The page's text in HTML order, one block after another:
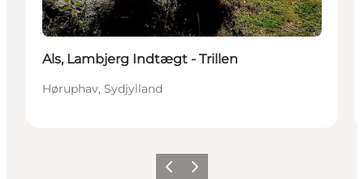
Als, Lambjerg Indtægt - Trillen
Høruphav, Sydjylland
ForrigeNæste